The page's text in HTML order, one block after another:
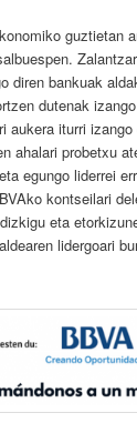
guztietan
diren bankuak
dutenak
aukera iturri
ahalari probetxu
egungo liderrei
kontseilari
eta
lidergoari